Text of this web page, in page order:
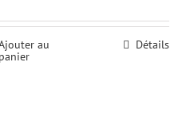
initial
439,00€.
actuel
399,00€.
au
panier
Détails